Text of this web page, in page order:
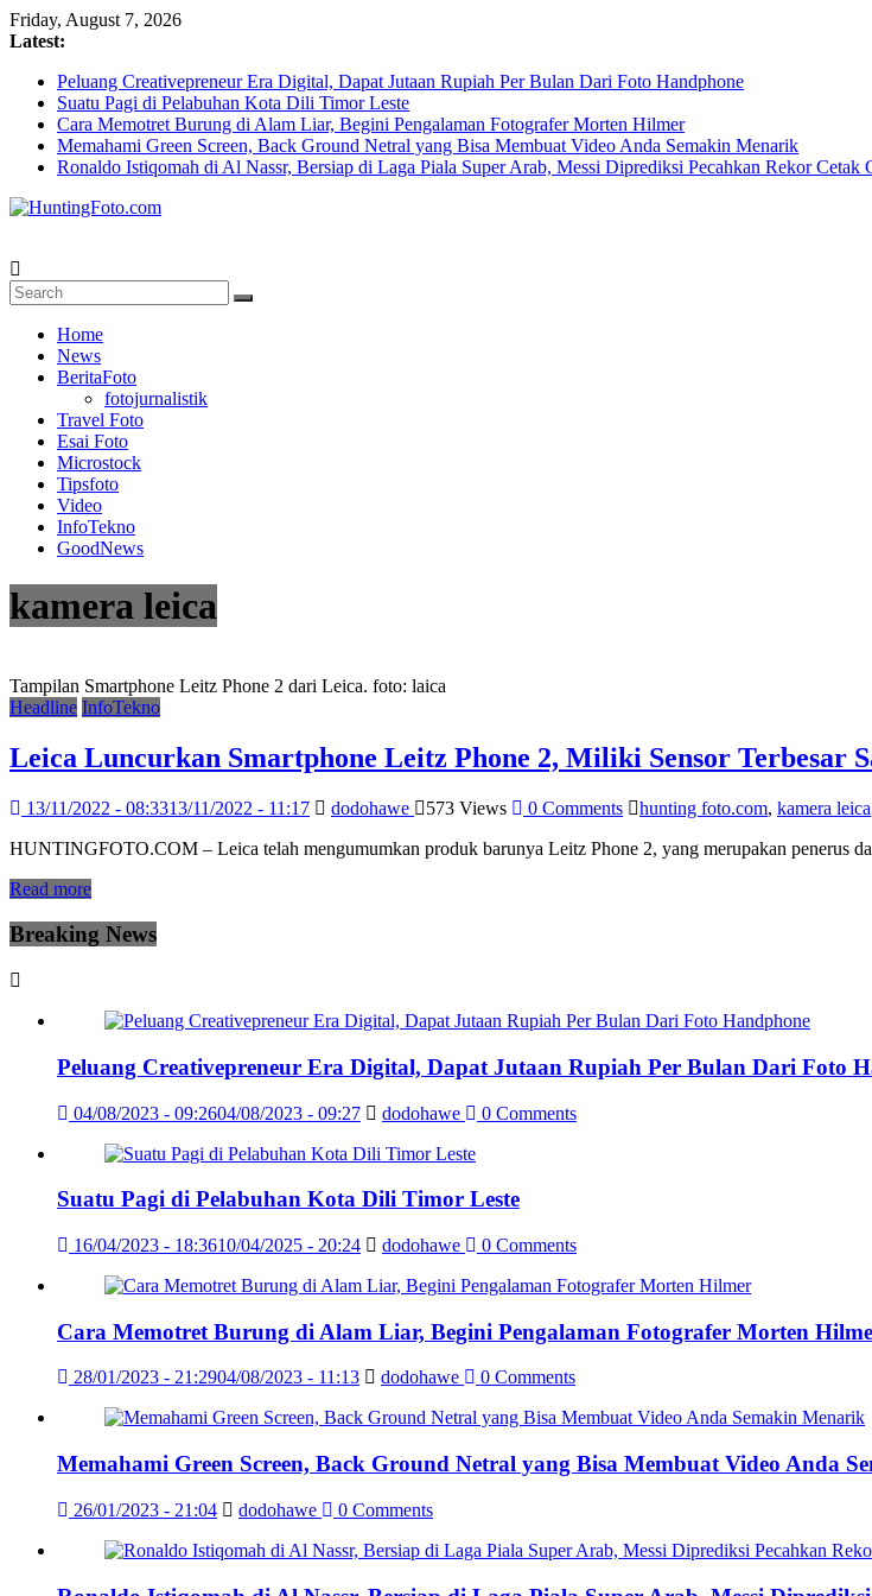
Skip
to
Friday, August 7, 2026
Latest:
Peluang Creativepreneur Era Digital, Dapat Jutaan Rupiah Per Bulan Dari Foto Handphone
Suatu Pagi di Pelabuhan Kota Dili Timor Leste
Cara Memotret Burung di Alam Liar, Begini Pengalaman Fotografer Morten Hilmer
Memahami Green Screen, Back Ground Netral yang Bisa Membuat Video Anda Semakin Menarik
Ronaldo Istiqomah di Al Nassr, Bersiap di Laga Piala Super Arab, Messi Diprediksi Pecahkan Rekor Cetak
Portal
Fotografi
Terpercaya
Home
News
BeritaFoto
fotojurnalistik
Travel Foto
Esai Foto
Microstock
Tipsfoto
Video
InfoTekno
GoodNews
kamera leica
Tampilan Smartphone Leitz Phone 2 dari Leica. foto: laica
Headline InfoTekno
Leica Luncurkan Smartphone Leitz Phone 2, Miliki Sensor Terbesar
13/11/2022 - 08:3313/11/2022 - 11:17 dodohawe 573 Views 0 Comments hunting foto.com, kamera leica
HUNTINGFOTO.COM – Leica telah mengumumkan produk barunya Leitz Phone 2, yang merupakan penerus
Read more
Breaking News
Peluang Creativepreneur Era Digital, Dapat Jutaan Rupiah Per Bulan Dari Foto
04/08/2023 - 09:2604/08/2023 - 09:27 dodohawe 0 Comments
Suatu Pagi di Pelabuhan Kota Dili Timor Leste
16/04/2023 - 18:3610/04/2025 - 20:24 dodohawe 0 Comments
Cara Memotret Burung di Alam Liar, Begini Pengalaman Fotografer Morten
28/01/2023 - 21:2904/08/2023 - 11:13 dodohawe 0 Comments
Memahami Green Screen, Back Ground Netral yang Bisa Membuat Video Anda
26/01/2023 - 21:04 dodohawe 0 Comments